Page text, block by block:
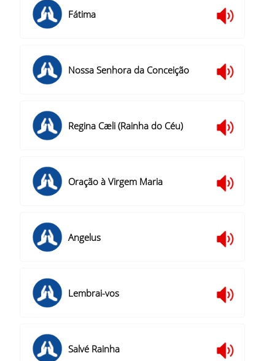
Fátima
Nossa Senhora da Conceição
Regina Cæli (Rainha do Céu)
Oração à Virgem Maria
Angelus
Lembrai-vos
Salvé Rainha